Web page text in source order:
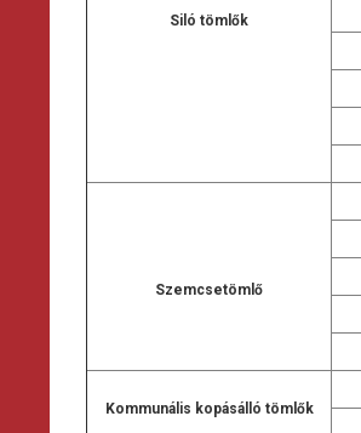
Siló tömlők
Szemcsetömlő
Kommunális kopásálló tömlők